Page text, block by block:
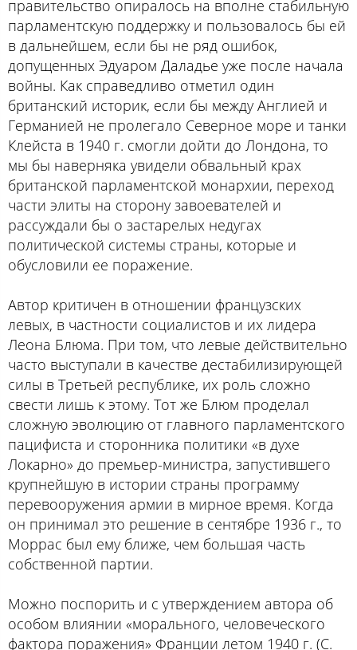
правительство опиралось на вполне стабильную
парламентскую поддержку и пользовалось бы ей
в дальнейшем, если бы не ряд ошибок,
допущенных Эдуаром Даладье уже после начала
войны. Как справедливо отметил один
британский историк, если бы между Англией и
Германией не пролегало Северное море и танки
Клейста в 1940 г. смогли дойти до Лондона, то
мы бы наверняка увидели обвальный крах
британской парламентской монархии, переход
части элиты на сторону завоевателей и
рассуждали бы о застарелых недугах
политической системы страны, которые и
обусловили ее поражение.
Автор критичен в отношении французских
левых, в частности социалистов и их лидера
Леона Блюма. При том, что левые действительно
часто выступали в качестве дестабилизирующей
силы в Третьей республике, их роль сложно
свести лишь к этому. Тот же Блюм проделал
сложную эволюцию от главного парламентского
пацифиста и сторонника политики «в духе
Локарно» до премьер-министра, запустившего
крупнейшую в истории страны программу
перевооружения армии в мирное время. Когда
он принимал это решение в сентябре 1936 г., то
Моррас был ему ближе, чем большая часть
собственной партии.
Можно поспорить и с утверждением автора об
особом влиянии «морального, человеческого
фактора поражения» Франции летом 1940 г. (С.